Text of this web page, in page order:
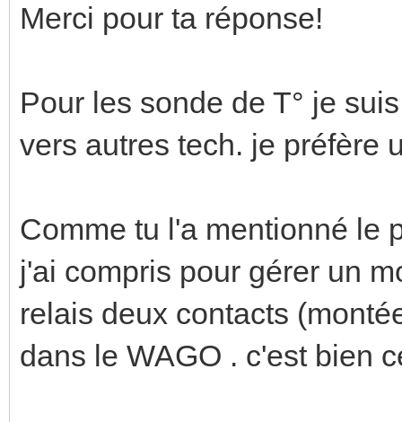
Merci pour ta réponse!
Pour les sonde de T° je
vers autres tech. je préfère
Comme tu l'a mentionné le
j'ai compris pour gérer un
relais deux contacts
dans le WAGO . c'est bien